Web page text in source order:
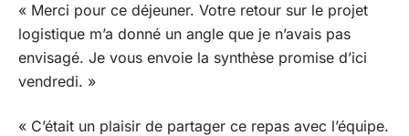
« Merci pour ce déjeuner. Votre retour sur le projet
logistique m’a donné un angle que je n’avais pas
envisagé. Je vous envoie la synthèse promise d’ici
vendredi. »
« C’était un plaisir de partager ce repas avec l’équipe.